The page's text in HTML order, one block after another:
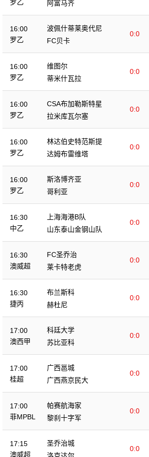
罗乙
阿富马齐
16:00
罗乙
波佩什蒂莱奥代尼
0:0
FC贝卡
16:00
罗乙
维图尔
0:0
蒂米什瓦拉
16:00
罗乙
CSA布加勒斯特星
0:0
拉米库瓦尔塞
16:00
罗乙
林达伯史特范斯提
0:0
达姆布雷维塔
16:00
罗乙
斯洛博齐亚
0:0
哥利亚
16:30
中乙
上海海港B队
0:0
山东泰山金钢山队
16:30
澳威超
FC圣乔治
0:0
莱卡特老虎
16:30
捷丙
布兰斯科
0:0
赫杜尼
17:00
澳西甲
科廷大学
0:0
苏比亚科
17:00
桂超
广西邕城
0:0
广西燕京民大
17:00
菲MPBL
帕赛航海家
0:0
黎刹十字军
17:15
澳威超
圣乔治城
0:0